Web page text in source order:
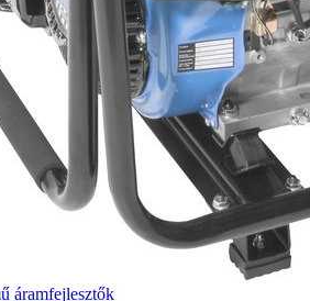
áramfejlesztők